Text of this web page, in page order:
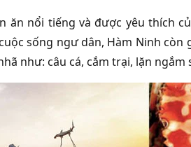
ăn nổi tiếng và được yêu thích
sống ngư dân, Hàm Ninh
như: câu cá, cắm trại, lặn ngắm